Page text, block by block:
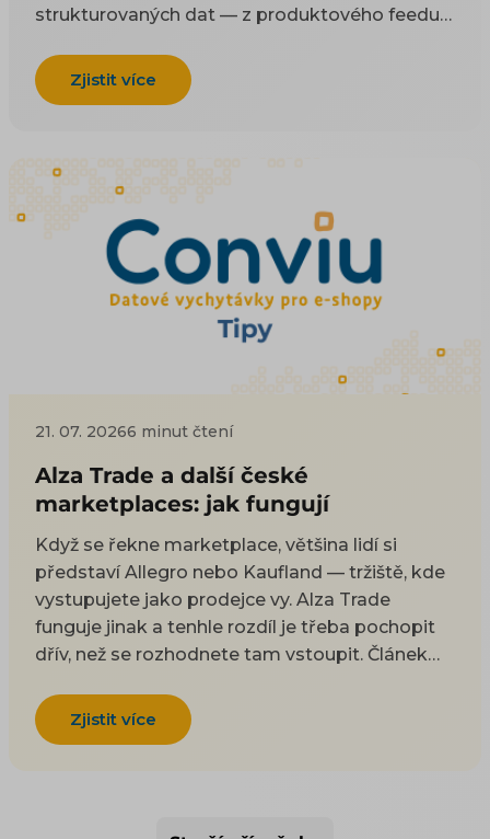
strukturovaných dat — z produktového feedu a
návod, co do těch dat dát a jak je naplnit, aby
vás AI uměla doporučit. Proč na AI viditelnosti
produktový feed a jak funguje, vysvětlují
Zjistit více
21. 07. 20266 minut čtení
Alza Trade a další české
marketplaces: jak fungují
Když se řekne marketplace, většina lidí si
představí Allegro nebo Kaufland — tržiště, kde
vystupujete jako prodejce vy. Alza Trade
funguje jinak a tenhle rozdíl je třeba pochopit
dřív, než se rozhodnete tam vstoupit. Článek
čím se liší od klasického marketplace, jaké
klade nároky a kam jinam se dá doma a na
Zjistit více